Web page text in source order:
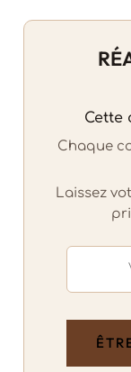
client
Cette
Chaque
Laissez